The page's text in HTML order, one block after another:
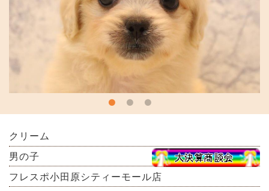
クリーム
男の子
フレスポ小田原シティーモール店